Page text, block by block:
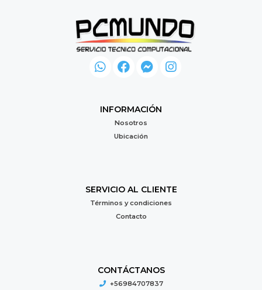
INFORMACIÓN
Nosotros
Ubicación
SERVICIO AL CLIENTE
Términos y condiciones
Contacto
CONTÁCTANOS
+56984707837